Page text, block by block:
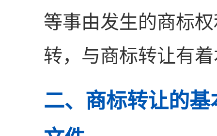
等事由发生的商标
转，与商标转让有
二、商标转让的